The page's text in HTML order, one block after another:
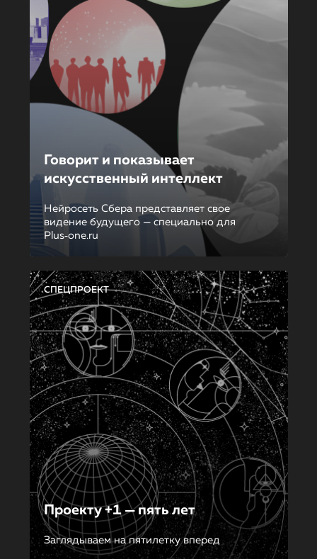
Говорит и показывает
искусственный интеллект
Нейросеть Сбера представляет свое
видение будущего — специально для
Plus‑one.ru
СПЕЦПРОЕКТ
Проекту +1 — пять лет
Заглядываем на пятилетку вперед